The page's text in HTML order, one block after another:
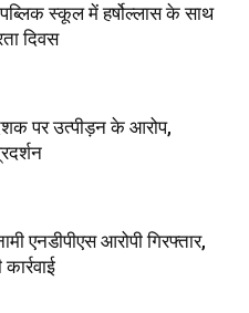
पब्लिक स्कूल में हर्षोल्लास के साथ
दिवस
पर उत्पीड़न के आरोप,
एनडीपीएस आरोपी गिरफ्तार,